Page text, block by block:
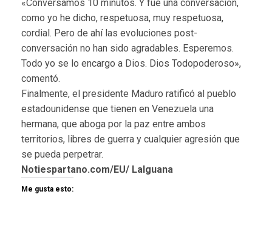
«Conversamos 10 minutos. Y fue una conversación,
como yo he dicho, respetuosa, muy respetuosa,
cordial. Pero de ahí las evoluciones post-
conversación no han sido agradables. Esperemos.
Todo yo se lo encargo a Dios. Dios Todopoderoso»,
comentó.
Finalmente, el presidente Maduro ratificó al pueblo
estadounidense que tienen en Venezuela una
hermana, que aboga por la paz entre ambos
territorios, libres de guerra y cualquier agresión que
se pueda perpetrar.
Notiespartano.com/EU/ LaIguana
Me gusta esto: